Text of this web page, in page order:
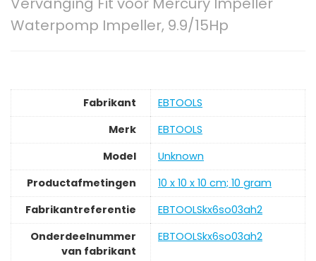
Waterpomp Impeller, 9.9/15Hp
Fabrikant
‎EBTOOLS
Merk
‎EBTOOLS
Model
‎Unknown
Productafmetingen
‎10 x 10 x 10 cm; 10 gram
Fabrikantreferentie
‎EBTOOLSkx6so03ah2
Onderdeelnummer
van fabrikant
‎EBTOOLSkx6so03ah2